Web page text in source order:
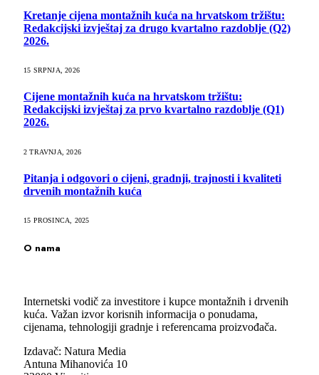
Kretanje cijena montažnih kuća na hrvatskom tržištu:
Redakcijski izvještaj za drugo kvartalno razdoblje (Q2)
2026.
15 SRPNJA, 2026
Cijene montažnih kuća na hrvatskom tržištu:
Redakcijski izvještaj za prvo kvartalno razdoblje (Q1)
2026.
2 TRAVNJA, 2026
Pitanja i odgovori o cijeni, gradnji, trajnosti i kvaliteti
drvenih montažnih kuća
15 PROSINCA, 2025
O nama
Internetski vodič za investitore i kupce montažnih i drvenih
kuća. Važan izvor korisnih informacija o ponudama,
cijenama, tehnologiji gradnje i referencama proizvođača.
Izdavač: Natura Media
Antuna Mihanovića 10